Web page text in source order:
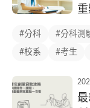
#分科 #分科測
#校系 #考生
最